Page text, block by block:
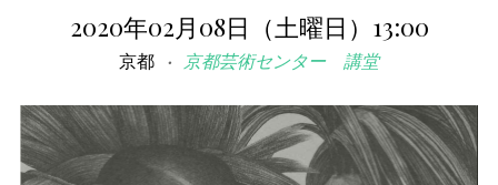
2020年02月08日（土曜日）13:00
京都 京都芸術センター 講堂